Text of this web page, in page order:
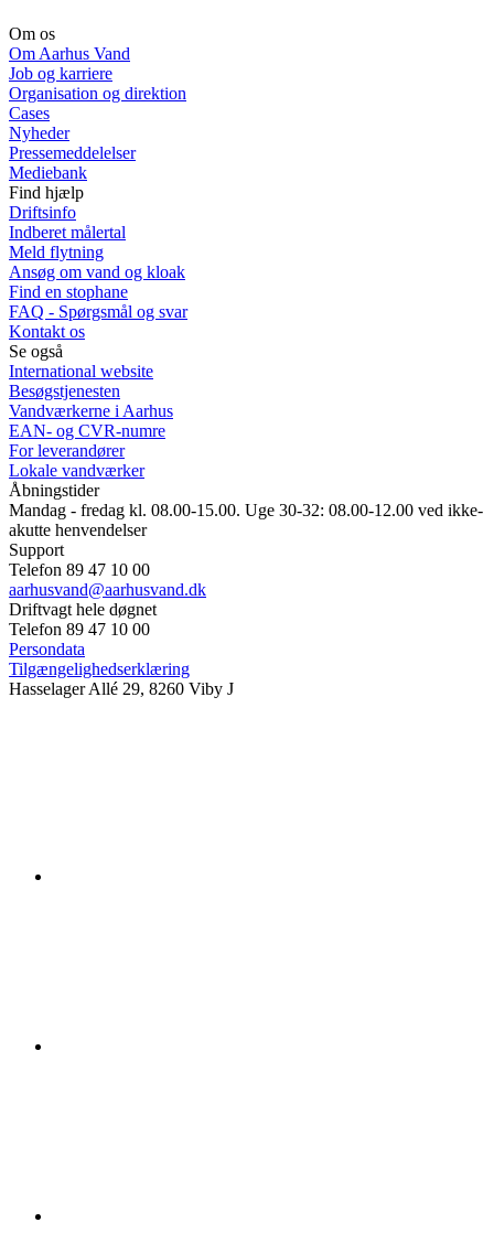
Om os
Om Aarhus Vand
Job og karriere
Organisation og direktion
Cases
Nyheder
Pressemeddelelser
Mediebank
Find hjælp
Driftsinfo
Indberet målertal
Meld flytning
Ansøg om vand og kloak
Find en stophane
FAQ - Spørgsmål og svar
Kontakt os
Se også
International website
Besøgstjenesten
Vandværkerne i Aarhus
EAN- og CVR-numre
For leverandører
Lokale vandværker
Åbningstider
Mandag - fredag kl. 08.00-15.00. Uge 30-32: 08.00-12.00 ved ikke-
akutte henvendelser
Support
Telefon 89 47 10 00
aarhusvand@aarhusvand.dk
Driftvagt hele døgnet
Telefon 89 47 10 00
Persondata
Tilgængelighedserklæring
Hasselager Allé 29, 8260 Viby J